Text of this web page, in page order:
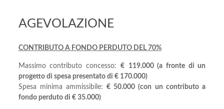
AGEVOLAZIONE
CONTRIBUTO A FONDO PERDUTO DEL 70%
Massimo contributo concesso: € 119.000(a fronte di un
progetto di spesa presentato di € 170.000)
Spesa minima ammissibile: € 50.000 (con un contributo a
fondo perduto di € 35.000)